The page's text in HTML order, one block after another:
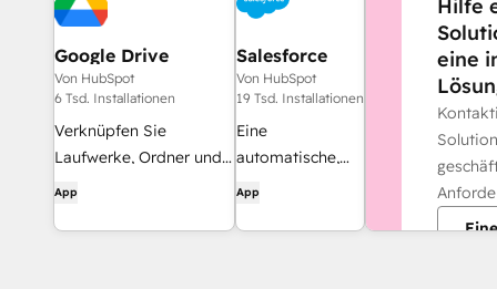
Google Drive
Von HubSpot
6 Tsd. Installationen
Verknüpfen Sie
Laufwerke, Ordner und
Dateien mit CRM-
automatisieren Sie die
App
Salesforce
Von HubSpot
19 Tsd. Installationen
Eine
automatische,
bidirektionale
zwischen
App
Hilfe
eine